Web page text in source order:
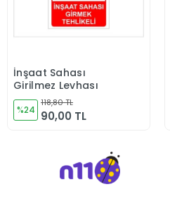
Sepete Ekle
İnşaat Sahası
Girilmez Levhası
%24
118,80 TL
90,00 TL